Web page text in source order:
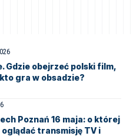
Gdzie obejrzeć polski film,
gra w obsadzie?
Poznań 16 maja: o której
oglądać transmisję TV i